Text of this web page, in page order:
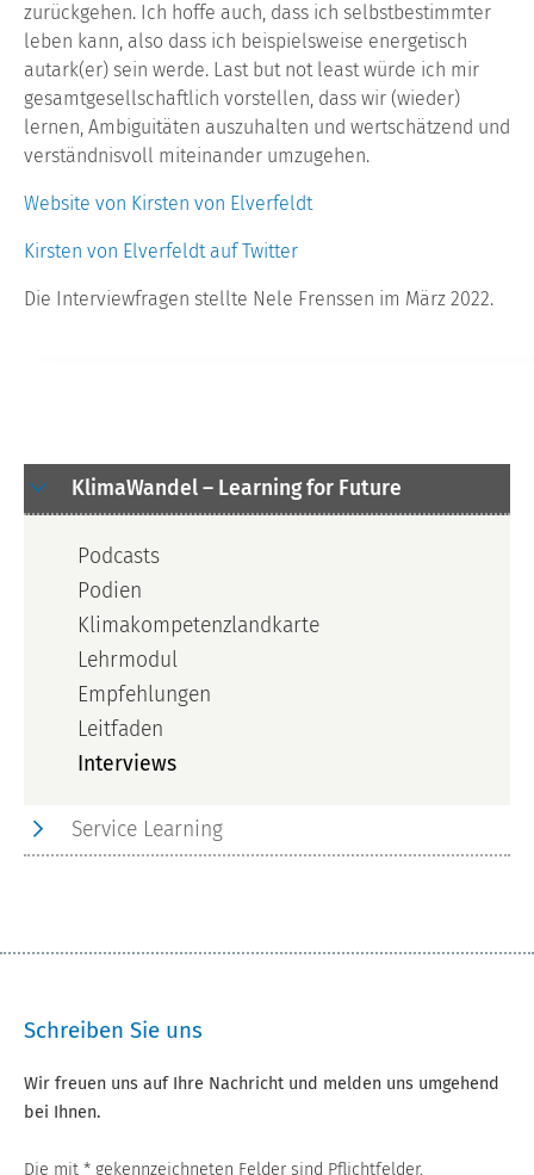
zurückgehen. Ich hoffe auch, dass ich selbstbestimmter
leben kann, also dass ich beispielsweise energetisch
autark(er) sein werde. Last but not least würde ich mir
gesamtgesellschaftlich vorstellen, dass wir (wieder)
lernen, Ambiguitäten auszuhalten und wertschätzend und
verständnisvoll miteinander umzugehen.
Website von Kirsten von Elverfeldt
Kirsten von Elverfeldt auf Twitter
Die Interviewfragen stellte Nele Frenssen im März 2022.
KlimaWandel – Learning for Future
Podcasts
Podien
Klimakompetenzlandkarte
Lehrmodul
Empfehlungen
Leitfaden
Interviews
Service Learning
Schreiben Sie uns
Wir freuen uns auf Ihre Nachricht und melden uns umgehend
bei Ihnen.
Die mit * gekennzeichneten Felder sind Pflichtfelder.